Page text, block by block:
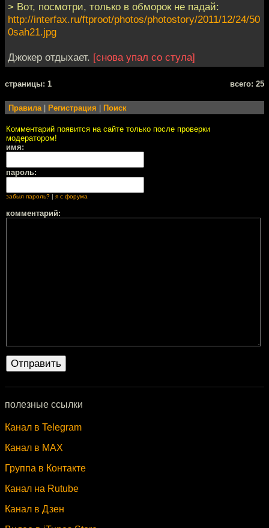
> Вот, посмотри, только в обморок не падай:
http://interfax.ru/ftproot/photos/photostory/2011/12/24/50
0sah21.jpg
Джокер отдыхает. [снова упал со стула]
cтраницы: 1 всего: 25
Правила| Регистрация Поиск
Комментарий появится на сайте только после проверки
модератором!
имя:
пароль:
забыл пароль? | я с форума
комментарий:
полезные ссылки
Канал в Telegram
Канал в MAX
Группа в Контакте
Канал на Rutube
Канал в Дзен